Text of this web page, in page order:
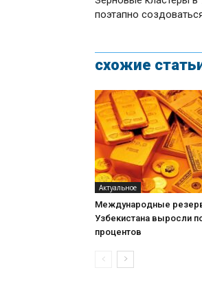
поэтапно
схожие
Актуальное
Международные
Узбекистана выросли
процентов